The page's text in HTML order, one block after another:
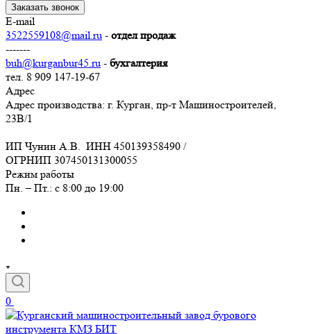
Заказать звонок
E-mail
3522559108@mail.ru - отдел продаж
-------
buh@kurganbur45.ru - бухгалтерия
тел. 8 909 147-19-67
Адрес
Адрес производства: г. Курган, пр-т Машиностроителей,
23В/1
ИП Чунин А.В. ИНН 450139358490 /
ОГРНИП 307450131300055
Режим работы
Пн. – Пт.: с 8:00 до 19:00
0